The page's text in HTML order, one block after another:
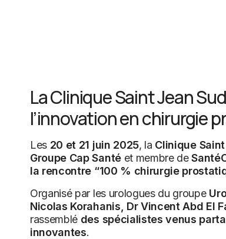
La Clinique Saint Jean
l’innovation en chirurgie
Les 20 et 21 juin 2025, la Clinique
Groupe Cap Santéet membre de
la rencontre “100 % chirurgie
Organisé par les urologues du groupe
Nicolas Korahanis, Dr Vincent Abd El
rassemblé des spécialistes venus
innovantes.